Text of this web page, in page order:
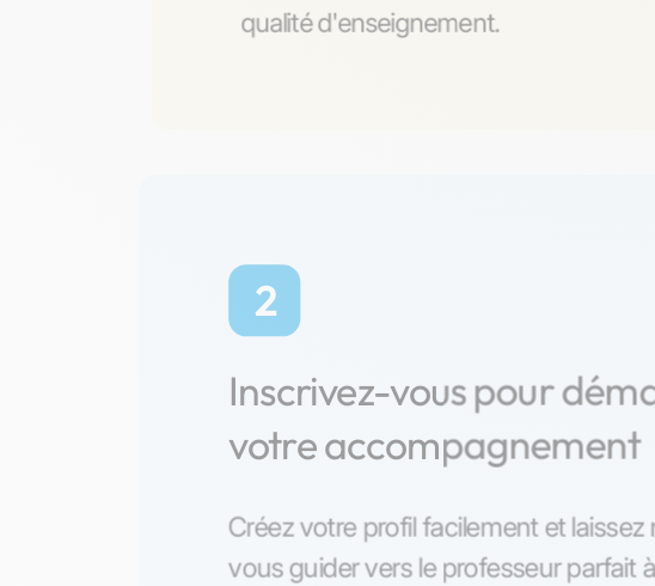
qualité d'enseignement.
2
Inscrivez-vous pour
votre accompagnement
Créez votre profil facilement et laissez
vous guider vers le professeur parfait